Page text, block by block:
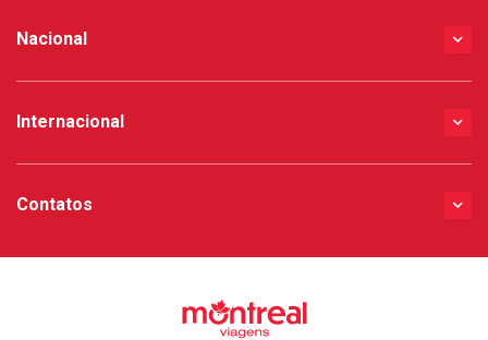
Nacional
Internacional
Contatos